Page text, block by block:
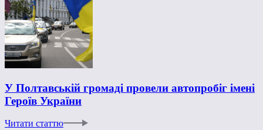
У Полтавській громаді провели автопробіг імені
Героїв України
Читати статтю